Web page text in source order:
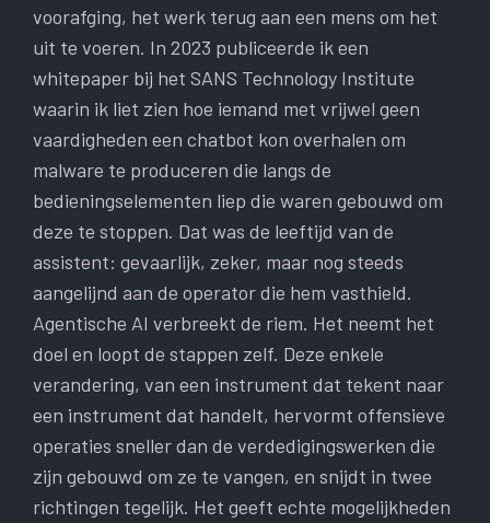
voorafging, het werk terug aan een mens om het
uit te voeren. In 2023 publiceerde ik een
whitepaper bij het SANS Technology Institute
waarin ik liet zien hoe iemand met vrijwel geen
vaardigheden een chatbot kon overhalen om
malware te produceren die langs de
bedieningselementen liep die waren gebouwd om
deze te stoppen. Dat was de leeftijd van de
assistent: gevaarlijk, zeker, maar nog steeds
aangelijnd aan de operator die hem vasthield.
Agentische AI ​​verbreekt de riem. Het neemt het
doel en loopt de stappen zelf. Deze enkele
verandering, van een instrument dat tekent naar
een instrument dat handelt, hervormt offensieve
operaties sneller dan de verdedigingswerken die
zijn gebouwd om ze te vangen, en snijdt in twee
richtingen tegelijk. Het geeft echte mogelijkheden